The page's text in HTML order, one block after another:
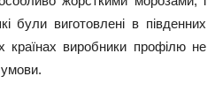
були виготовлені в південних
країнах виробники профілю не